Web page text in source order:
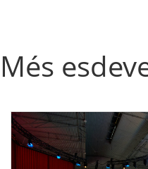
Més